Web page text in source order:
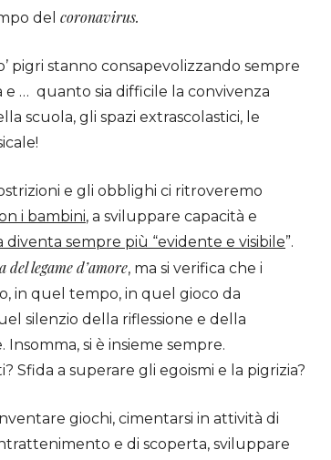
del coronavirus.
pigri stanno consapevolizzando sempre
e … quanto sia difficile la convivenza
scuola, gli spazi extrascolastici, le
e gli obblighi ci ritroveremo
i bambini, a sviluppare capacità e
diventa sempre più “evidente e visibile”.
del legame d’amore, ma si verifica che i
in quel tempo, in quel gioco da
silenzio della riflessione e della
si è insieme sempre.
a superare gli egoismi e la pigrizia?
Inventare giochi, cimentarsi in attività di
e di scoperta, sviluppare